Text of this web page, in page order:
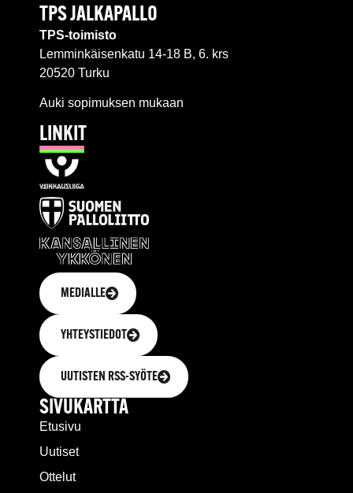
TPS JALKAPALLO
TPS-toimisto
Lemminkäisenkatu 14-18 B, 6. krs
20520 Turku
Auki sopimuksen mukaan
LINKIT
MEDIALLE
YHTEYSTIEDOT
UUTISTEN RSS-SYÖTE
SIVUKARTTA
Etusivu
Uutiset
Ottelut